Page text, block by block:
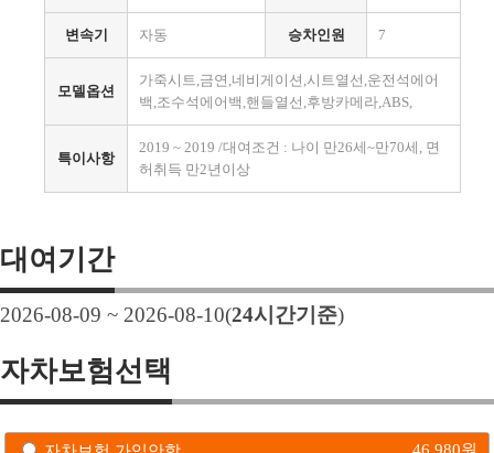
변속기 자동 승차인원 7
모델옵션
가죽시트,금연,네비게이션,시트열선,운전석에어
백,조수석에어백,핸들열선,후방카메라,ABS,
특이사항
2019 ~ 2019 /대여조건 : 나이 만26세~만70세, 면
허취득 만2년이상
대여기간
2026-08-09 ~ 2026-08-10(24시간기준)
자차보험선택
46,980원